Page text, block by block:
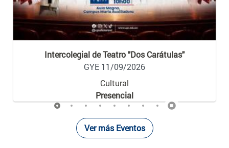
Intercolegial de Teatro "Dos Carátulas"
GYE 11/09/2026
Cultural
Presencial
Ver más Eventos